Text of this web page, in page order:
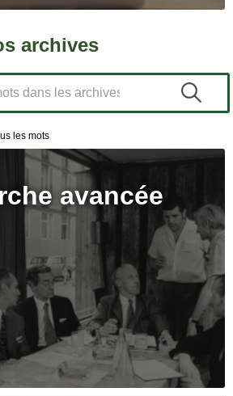
archives
les mots
avancée